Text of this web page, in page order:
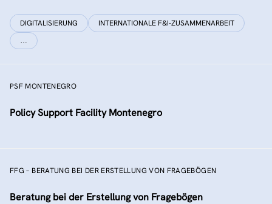
DIGITALISIERUNG INTERNATIONALE F&I-ZUSAMMENARBEIT
…
PSF MONTENEGRO
Policy Support Facility Montenegro
FFG – BERATUNG BEI DER ERSTELLUNG VON FRAGEBÖGEN
Beratung bei der Erstellung von Fragebögen